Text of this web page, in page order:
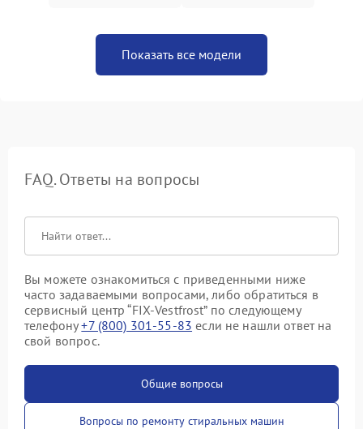
Показать все модели
FAQ. Ответы на вопросы
Вы можете ознакомиться с приведенными ниже
часто задаваемыми вопросами, либо обратиться в
сервисный центр “FIX-Vestfrost” по следующему
телефону+7 (800) 301-55-83 если не нашли ответ на
свой вопрос.
Общие вопросы
Вопросы по ремонту стиральных машин